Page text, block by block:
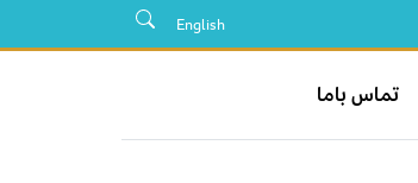
English
تماس باما